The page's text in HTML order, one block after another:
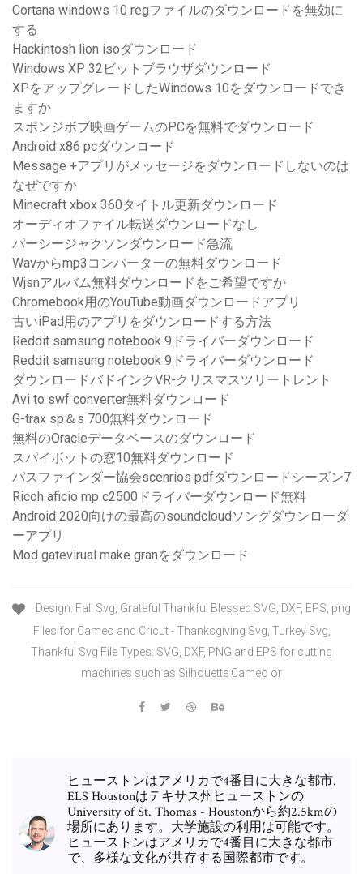
Cortana windows 10 regファイルのダウンロードを無効に
する
Hackintosh lion isoダウンロード
Windows XP 32ビットブラウザダウンロード
XPをアップグレードしたWindows 10をダウンロードでき
ますか
スポンジボブ映画ゲームのPCを無料でダウンロード
Android x86 pcダウンロード
Message +アプリがメッセージをダウンロードしないのは
なぜですか
Minecraft xbox 360タイトル更新ダウンロード
オーディオファイル転送ダウンロードなし
パーシージャクソンダウンロード急流
Wavからmp3コンバーターの無料ダウンロード
Wjsnアルバム無料ダウンロードをご希望ですか
Chromebook用のYouTube動画ダウンロードアプリ
古いiPad用のアプリをダウンロードする方法
Reddit samsung notebook 9ドライバーダウンロード
Reddit samsung notebook 9ドライバーダウンロード
ダウンロードバドインクVR-クリスマスツリートレント
Avi to swf converter無料ダウンロード
G-trax sp＆s 700無料ダウンロード
無料のOracleデータベースのダウンロード
スパイボットの窓10無料ダウンロード
パスファインダー協会scenrios pdfダウンロードシーズン7
Ricoh aficio mp c2500ドライバーダウンロード無料
Android 2020向けの最高のsoundcloudソングダウンローダ
ーアプリ
Mod gatevirual make granをダウンロード
Design: Fall Svg, Grateful Thankful Blessed SVG, DXF, EPS, png
Files for Cameo and Cricut - Thanksgiving Svg, Turkey Svg,
Thankful Svg File Types: SVG, DXF, PNG and EPS for cutting
machines such as Silhouette Cameo or
ヒューストンはアメリカで4番目に大きな都市.
ELS Houstonはテキサス州ヒューストンの
University of St. Thomas - Houstonから約2.5kmの
場所にあります。大学施設の利用は可能です。
ヒューストンはアメリカで4番目に大きな都市
で、多様な文化が共存する国際都市です。